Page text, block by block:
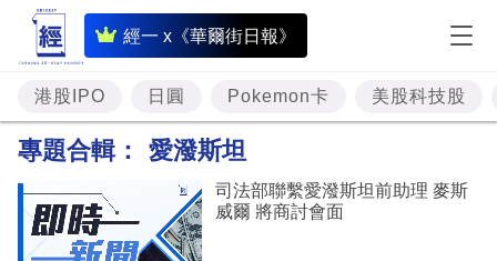
經一 x《華爾街日報》
即
時
財
經
投
港股IPO 日圓 Pokemon卡 美股科技股
專題合輯： 愛潑斯坦
司法部聯繫愛潑斯坦前助理 麥斯
威爾 將商討會面